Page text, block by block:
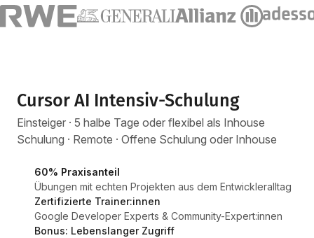
Cursor AI Intensiv-Schulung
Einsteiger · 5 halbe Tage oder flexibel als Inhouse
Schulung · Remote · Offene Schulung oder Inhouse
60% Praxisanteil
Übungen mit echten Projekten aus dem Entwickleralltag
Zertifizierte Trainer:innen
Google Developer Experts & Community-Expert:innen
Bonus: Lebenslanger Zugriff